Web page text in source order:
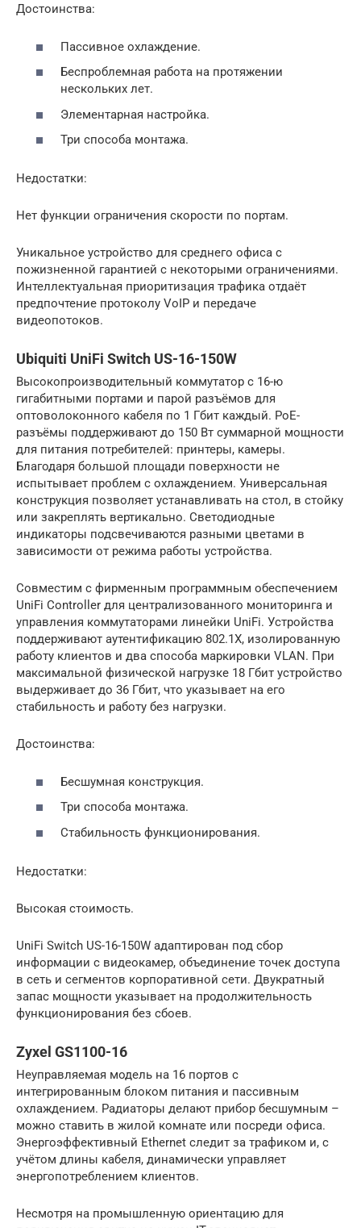
Достоинства:
Пассивное охлаждение.
Беспроблемная работа на протяжении
нескольких лет.
Элементарная настройка.
Три способа монтажа.
Недостатки:
Нет функции ограничения скорости по портам.
Уникальное устройство для среднего офиса с
пожизненной гарантией с некоторыми ограничениями.
Интеллектуальная приоритизация трафика отдаёт
предпочтение протоколу VoIP и передаче
видеопотоков.
Ubiquiti UniFi Switch US-16-150W
Высокопроизводительный коммутатор с 16-ю
гигабитными портами и парой разъёмов для
оптоволоконного кабеля по 1 Гбит каждый. PoE-
разъёмы поддерживают до 150 Вт суммарной мощности
для питания потребителей: принтеры, камеры.
Благодаря большой площади поверхности не
испытывает проблем с охлаждением. Универсальная
конструкция позволяет устанавливать на стол, в стойку
или закреплять вертикально. Светодиодные
индикаторы подсвечиваются разными цветами в
зависимости от режима работы устройства.
Совместим с фирменным программным обеспечением
UniFi Controller для централизованного мониторинга и
управления коммутаторами линейки UniFi. Устройства
поддерживают аутентификацию 802.1X, изолированную
работу клиентов и два способа маркировки VLAN. При
максимальной физической нагрузке 18 Гбит устройство
выдерживает до 36 Гбит, что указывает на его
стабильность и работу без нагрузки.
Достоинства:
Бесшумная конструкция.
Три способа монтажа.
Стабильность функционирования.
Недостатки:
Высокая стоимость.
UniFi Switch US-16-150W адаптирован под сбор
информации с видеокамер, объединение точек доступа
в сеть и сегментов корпоративной сети. Двукратный
запас мощности указывает на продолжительность
функционирования без сбоев.
Zyxel GS1100-16
Неуправляемая модель на 16 портов с
интегрированным блоком питания и пассивным
охлаждением. Радиаторы делают прибор бесшумным –
можно ставить в жилой комнате или посреди офиса.
Энергоэффективный Ethernet следит за трафиком и, с
учётом длины кабеля, динамически управляет
энергопотреблением клиентов.
Несмотря на промышленную ориентацию для